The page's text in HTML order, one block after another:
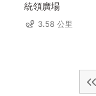
統領廣場
3.58 公里